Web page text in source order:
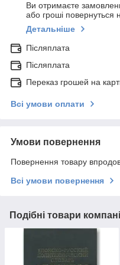
Ви отримаєте
або гроші повернуться
Детальніше
Післяплата
Післяплата
Переказ грошей на
Всі умови оплати
Умови повернення
Повернення товару
Всі умови повернення
Подібні товари